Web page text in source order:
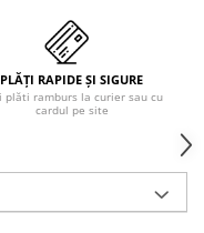
PLĂȚI RAPIDE ȘI SIGURE
plăti ramburs la curier sau cu
cardul pe site